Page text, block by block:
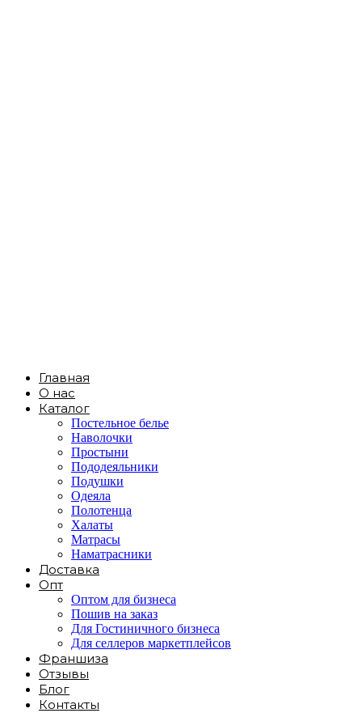
Главная
О нас
Каталог
Постельное белье
Наволочки
Простыни
Пододеяльники
Подушки
Одеяла
Полотенца
Халаты
Матрасы
Наматрасники
Доставка
Опт
Оптом для бизнеса
Пошив на заказ
Для Гостиничного бизнеса
Для селлеров маркетплейсов
Франшиза
Отзывы
Блог
Контакты